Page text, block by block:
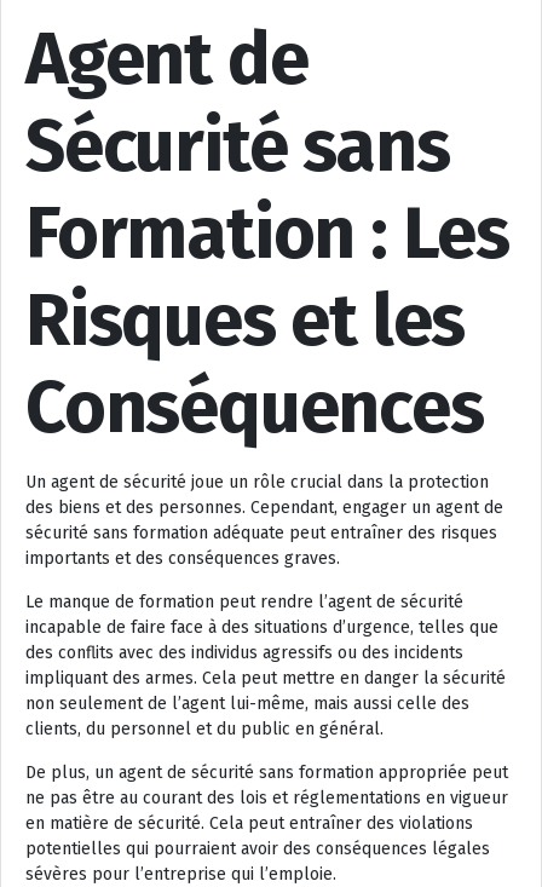
Agent de
Sécurité sans
Formation : Les
Risques et les
Conséquences
Un agent de sécurité joue un rôle crucial dans la protection
des biens et des personnes. Cependant, engager un agent de
sécurité sans formation adéquate peut entraîner des risques
importants et des conséquences graves.
Le manque de formation peut rendre l’agent de sécurité
incapable de faire face à des situations d’urgence, telles que
des conflits avec des individus agressifs ou des incidents
impliquant des armes. Cela peut mettre en danger la sécurité
non seulement de l’agent lui-même, mais aussi celle des
clients, du personnel et du public en général.
De plus, un agent de sécurité sans formation appropriée peut
ne pas être au courant des lois et réglementations en vigueur
en matière de sécurité. Cela peut entraîner des violations
potentielles qui pourraient avoir des conséquences légales
sévères pour l’entreprise qui l’emploie.